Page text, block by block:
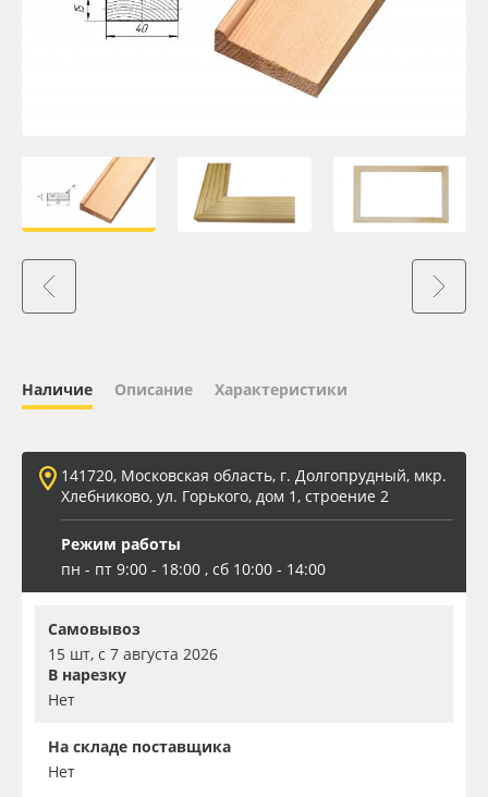
Oracal 641
ПЭТ листовой
ПЭТ бэклит
Вспененный ПВХ
Наличие Описание Характеристики
141720, Московская область, г. Долгопрудный, мкр.
Хлебниково, ул. Горького, дом 1, строение 2
Режим работы
пн - пт 9:00 - 18:00 , сб 10:00 - 14:00
Самовывоз
15 шт, с 7 августа 2026
В нарезку
Нет
На складе поставщика
Нет